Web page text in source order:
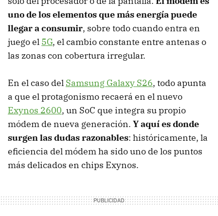
uno de los elementos que más energía puede
llegar a consumir, sobre todo cuando entra en
juego el 5G, el cambio constante entre antenas o
las zonas con cobertura irregular.
En el caso del Samsung Galaxy S26, todo apunta
a que el protagonismo recaerá en el nuevo
Exynos 2600, un SoC que integra su propio
módem de nueva generación. Y aquí es donde
surgen las dudas razonables: históricamente, la
eficiencia del módem ha sido uno de los puntos
más delicados en chips Exynos.